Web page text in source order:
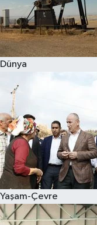
Dünya
Yaşam-Çevre
Hava Durumu
Kadın
Kültür Sanat
Sağlık
Siyaset
Teknoloji